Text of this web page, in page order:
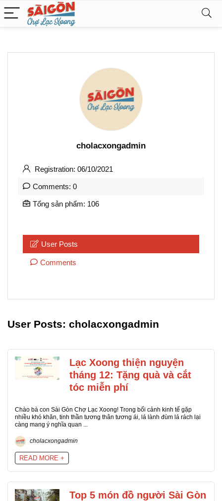
cholacxongadmin
Registration: 06/10/2021
Comments: 0
Tổng sản phẩm: 106
User Posts
Comments
User Posts: cholacxongadmin
Lạc Xoong thiện nguyện
tháng 12: Tặng quà và cắt
tóc miễn phí
Chào bà con Sài Gòn Chợ Lạc Xoong! Trong bối cảnh kinh tế gặp
nhiều khó khăn, tinh thần tương thân tương ái, lá lành đùm lá rách lại
càng mang ý nghĩa quan ...
cholacxongadmin
READ MORE +
Top 5 món đồ người Sài Gòn